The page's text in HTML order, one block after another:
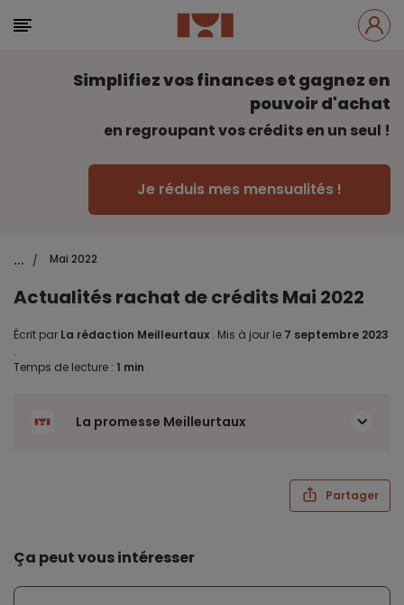
Simplifiez vos finances et gagnez en
pouvoir d'achat
en regroupant vos crédits en un seul !
Je réduis mes mensualités !
... / Mai 2022
Actualités rachat de crédits Mai 2022
Écrit par La rédaction Meilleurtaux . Mis à jour le 7 septembre 2023
.
Temps de lecture : 1 min
La promesse Meilleurtaux
Partager
Ça peut vous intéresser